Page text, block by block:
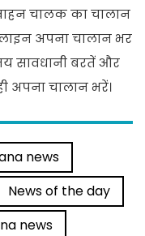
चालक का चालान
अपना चालान भर
सावधानी बरतें और
अपना चालान भरें।
news
News of the day
news